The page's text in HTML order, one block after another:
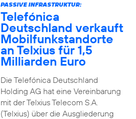
PASSIVE INFRASTRUKTUR:
Telefónica
Deutschland verkauft
Mobilfunkstandorte
an Telxius für 1,5
Milliarden Euro
Die Telefónica Deutschland
Holding AG hat eine Vereinbarung
mit der Telxius Telecom S.A.
(Telxius) über die Ausgliederung